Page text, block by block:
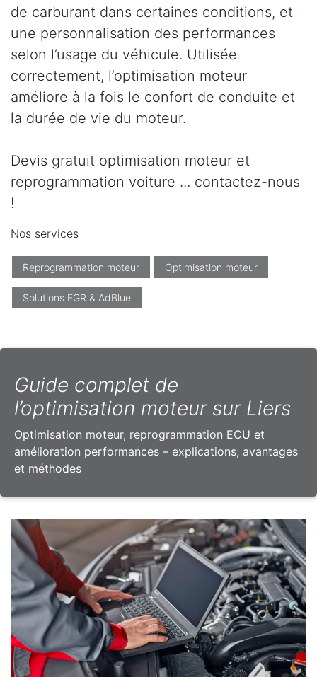
de carburant dans certaines conditions, et
une personnalisation des performances
selon l’usage du véhicule. Utilisée
correctement, l’optimisation moteur
améliore à la fois le confort de conduite et
la durée de vie du moteur.
Devis gratuit optimisation moteur et
reprogrammation voiture ... contactez-nous
!
Nos services
Reprogrammation moteur Optimisation moteur
Solutions EGR & AdBlue
Guide complet de
l’optimisation moteur sur Liers
Optimisation moteur, reprogrammation ECU et
amélioration performances – explications, avantages
et méthodes